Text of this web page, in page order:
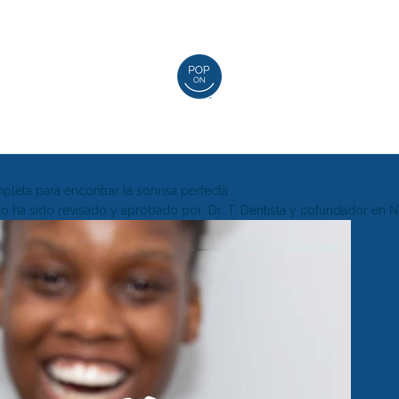
para encontrar la sonrisa perfecta
ha sido revisado y aprobado por: Dr. T, Dentista y cofundador en